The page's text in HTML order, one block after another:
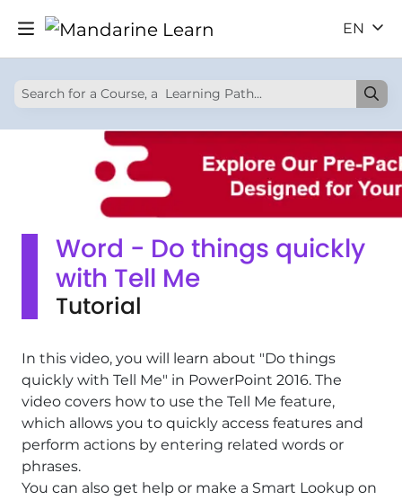
EN
Word - Do things quickly
with Tell Me
Tutorial
In this video, you will learn about "Do things
quickly with Tell Me" in PowerPoint 2016. The
video covers how to use the Tell Me feature,
which allows you to quickly access features and
perform actions by entering related words or
phrases.
You can also get help or make a Smart Lookup on